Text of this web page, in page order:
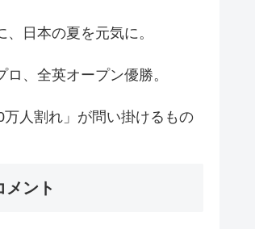
、日本の夏を元気に。
ロ、全英オープン優勝。
万人割れ」が問い掛けるもの
メント